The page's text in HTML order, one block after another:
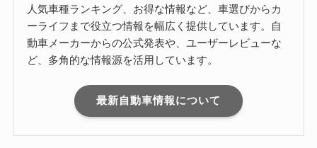
人気車種ランキング、お得な情報など、車選びからカ
ーライフまで役立つ情報を幅広く提供しています。自
動車メーカーからの公式発表や、ユーザーレビューな
ど、多角的な情報源を活用しています。
最新自動車情報について